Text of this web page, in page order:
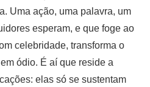
Uma ação, uma palavra, um
esperam, e que foge ao
celebridade, transforma o
ódio. É aí que reside a
elas só se sustentam